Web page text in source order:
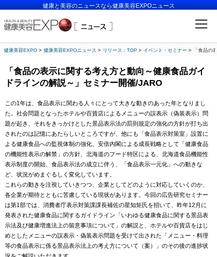
健康と美容のニュースなら健康美容EXPOニュース
健康美容EXPO 健康美容EXPOニュース リリース：TOP イベント・セミナー 「食品の
「食品の表示に関する考え方と動向～健康食品ガイ
ドラインの解説～」セミナー開催/JARO
この1年は、食品表示に関わる人々にとって大きな動きのあった年となりまし
た。社会問題となったホテルや百貨店によるメニューの誤表示（偽装表示）問
題が起き、それをきっかけとした景品表示法の罰則規定の強化の方針が打ち出
されたのは記憶にあたらしいところですが、他にも「食品表示対策室」設置に
よる健康食品への監視体制の強化、安倍内閣による成長戦略として「健康食品
の機能性表示の解禁」の方針、北海道のフード特区による、北海道食品機能性
表示制度の開始、食品表示法の成立に伴う、「食品表示一元化」への動きな
ど、状況がめまぐるしく変化しています。
これらの動きを注視していきつつ、企業としてどのように対応していくのか、
各企業が期待とともに苦慮している現状があります。今回の広告研究セミナー
は第1部では、消費者庁表示対策課課長補佐の星知矩氏を招いて、昨年12月に
発表された健康食品に関するガイドライン「いわゆる健康食品に関する景品表
示法及び健康増進法上の留意事項について」の解説と、ホテルや百貨店をはじ
めとしたメニューの誤表示・偽装表示問題を受けて出された「メニュー・料理
等の食品表示に係る景品表示法上の考え方について（案）」のその後の進捗状